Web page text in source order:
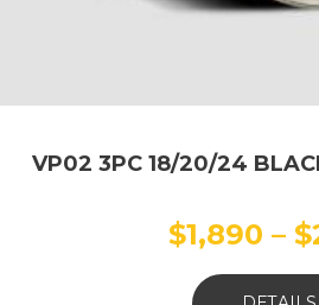
VP02 3PC 18/20/24
$1,890 – $